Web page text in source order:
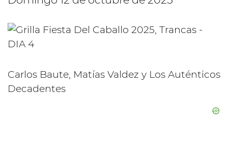
Carlos Baute, Matías Valdez y Los Auténticos
Decadentes